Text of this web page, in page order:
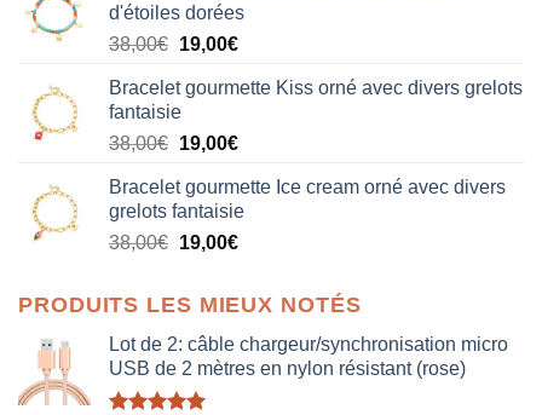
d'étoiles dorées
38,00€ Le
initial
était :
38,00€.
19,00€Le
actuel
19,00€.
Bracelet gourmette Kiss orné avec divers grelots
fantaisie
38,00€ Le
initial
était :
38,00€.
19,00€Le
actuel
est :
19,00€.
Bracelet gourmette Ice cream orné avec divers
grelots fantaisie
38,00€ Le
était :
38,00€.
19,00€Le
est :
19,00€.
PRODUITS LES MIEUX NOTÉS
Lot de 2: câble chargeur/synchronisation micro
USB de 2 mètres en nylon résistant (rose)